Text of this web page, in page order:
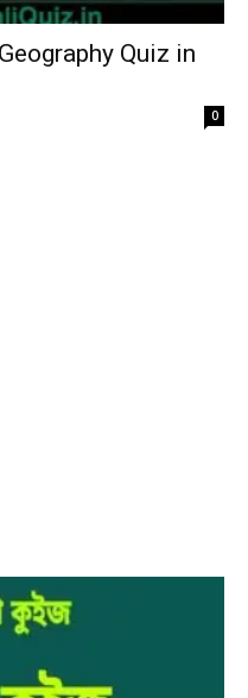
Quiz in
0